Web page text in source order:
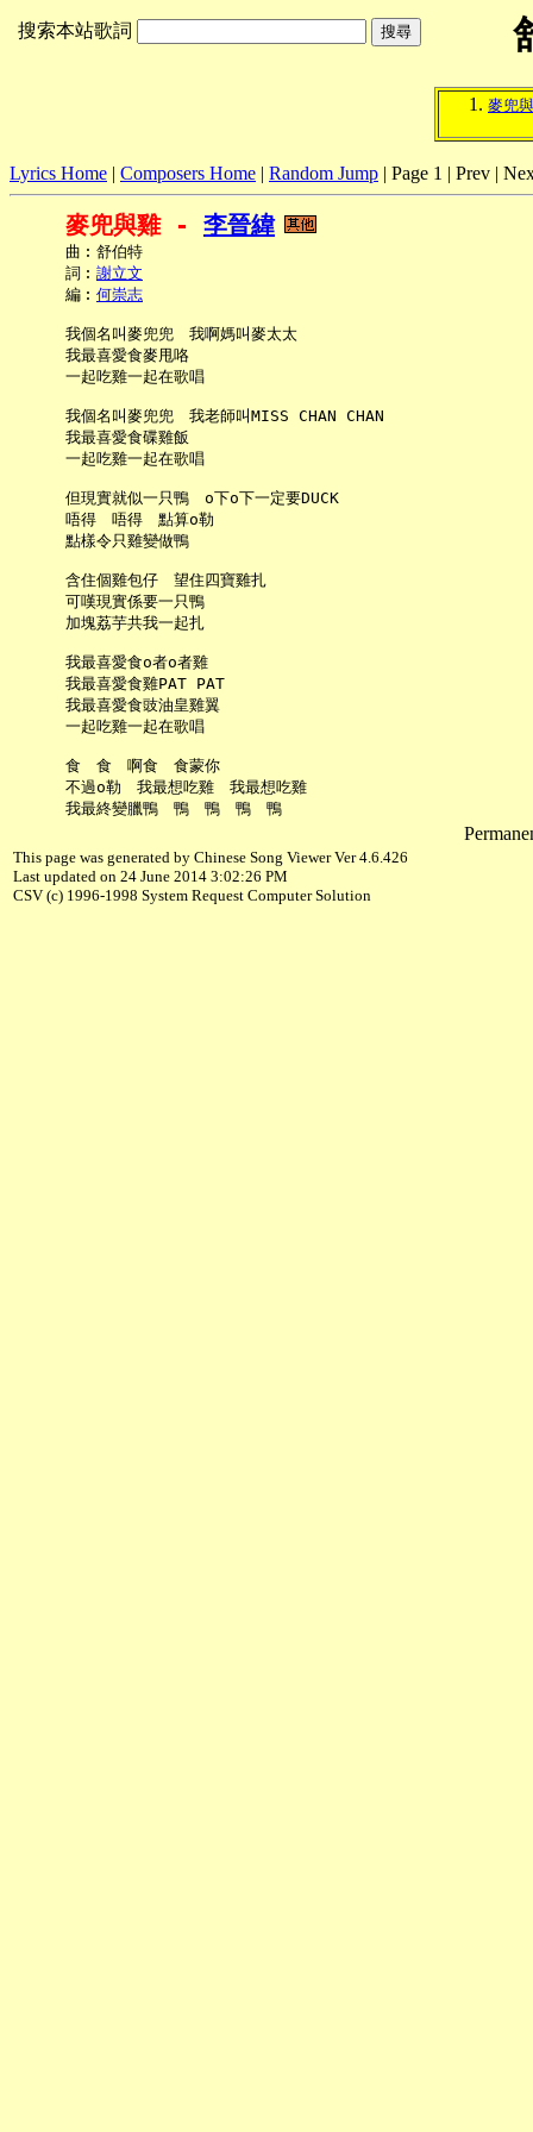
搜索本站歌詞
麥兜
Lyrics Home | Composers Home | Random Jump | Page 1 | Prev |
麥兜與雞 - 李晉緯
     曲︰舒伯特
     詞︰
謝立文
     編︰
何崇志
     我個名叫麥兜兜　我啊媽叫麥太太
     我最喜愛食麥甩咯
     一起吃雞一起在歌唱
     我個名叫麥兜兜　我老師叫MISS CHAN CHAN
     我最喜愛食碟雞飯
     一起吃雞一起在歌唱
     但現實就似一只鴨　o下o下一定要DUCK
     唔得　唔得　點算o勒
     點樣令只雞變做鴨
     含住個雞包仔　望住四寶雞扎
     可嘆現實係要一只鴨
     加塊荔芋共我一起扎
     我最喜愛食o者o者雞
     我最喜愛食雞PAT PAT
     我最喜愛食豉油皇雞翼
     一起吃雞一起在歌唱
     食　食　啊食　食蒙你
     不過o勒　我最想吃雞　我最想吃雞
This page was generated by Chinese Song Viewer Ver 4.6.426
Last updated on 24 June 2014 3:02:26 PM
CSV (c) 1996-1998 System Request Computer Solution